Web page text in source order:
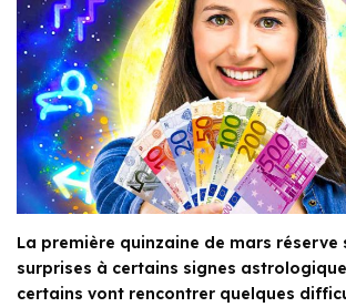
La première quinzaine de mars réserve
surprises à certains signes
certains vont rencontrer quelques